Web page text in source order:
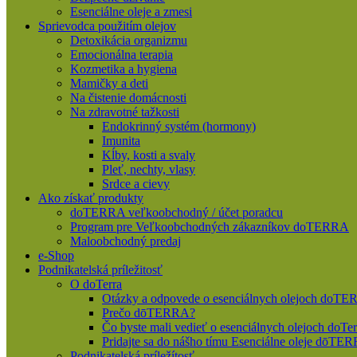
Esenciálne oleje a zmesi
Sprievodca použitím olejov
Detoxikácia organizmu
Emocionálna terapia
Kozmetika a hygiena
Mamičky a deti
Na čistenie domácnosti
Na zdravotné tažkosti
Endokrinný systém (hormony)
Imunita
Kĺby, kosti a svaly
Pleť, nechty, vlasy
Srdce a cievy
Ako získať produkty
doTERRA veľkoobchodný / účet poradcu
Program pre Veľkoobchodných zákazníkov doTERRA
Maloobchodný predaj
e-Shop
Podnikatelská príležitosť
O doTerra
Otázky a odpovede o esenciálnych olejoch
Prečo dōTERRA?
Čo byste mali vedieť o esenciálnych olejoch
Pridajte sa do nášho tímu Esenciálne oleje